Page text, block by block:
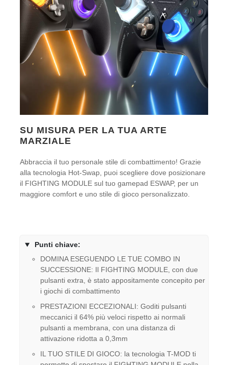
SU MISURA PER LA TUA ARTE
MARZIALE
Abbraccia il tuo personale stile di combattimento! Grazie
alla tecnologia Hot-Swap, puoi scegliere dove posizionare
il FIGHTING MODULE sul tuo gamepad ESWAP, per un
maggiore comfort e uno stile di gioco personalizzato.
Punti chiave:
DOMINA ESEGUENDO LE TUE COMBO IN
SUCCESSIONE: Il FIGHTING MODULE, con due
pulsanti extra, è stato appositamente concepito per
i giochi di combattimento
PRESTAZIONI ECCEZIONALI: Goditi pulsanti
meccanici il 64% più veloci rispetto ai normali
pulsanti a membrana, con una distanza di
attivazione ridotta a 0,3mm
IL TUO STILE DI GIOCO: la tecnologia T-MOD ti